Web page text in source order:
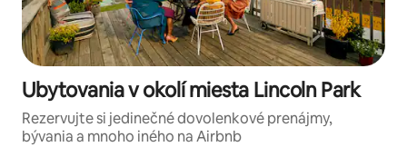
Ubytovania v okolí miesta Lincoln Park
Rezervujte si jedinečné dovolenkové prenájmy,
bývania a mnoho iného na Airbnb